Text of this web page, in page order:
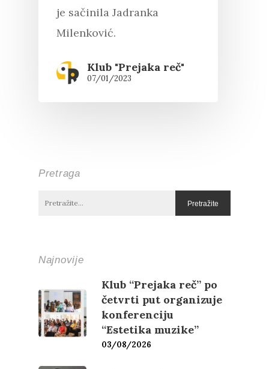
Pritisnite "Enter" da pretražite ili
"Esc" da izađete
je sačinila Jadranka
Milenković.
Klub "Prejaka reč"
07/01/2023
Pretraga
Najnovije
Klub “Prejaka reč” po
četvrti put organizuje
konferenciju
“Estetika muzike”
03/08/2026